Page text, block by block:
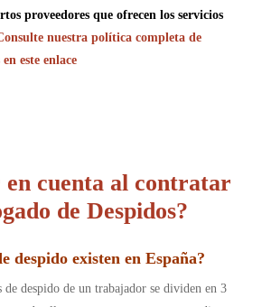
proveedores que ofrecen los servicios
nuestra política completa de
este enlace
en cuenta al contratar
de Despidos?
despido existen en España?
despido de un trabajador se dividen en 3